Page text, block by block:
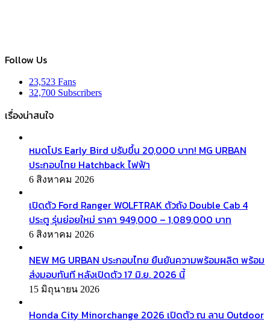
Follow Us
23,523 Fans
32,700 Subscribers
เรื่องน่าสนใจ
หมดโปร Early Bird ปรับขึ้น 20,000 บาท! MG URBAN
ประกอบไทย Hatchback ไฟฟ้า
6 สิงหาคม 2026
เปิดตัว Ford Ranger WOLFTRAK ตัวถัง Double Cab 4
ประตู รุ่นย่อยใหม่ ราคา 949,000 – 1,089,000 บาท
6 สิงหาคม 2026
NEW MG URBAN ประกอบไทย ยืนยันความพร้อมผลิต พร้อม
ส่งมอบทันที หลังเปิดตัว 17 มิ.ย. 2026 นี้
15 มิถุนายน 2026
Honda City Minorchange 2026 เปิดตัว ณ ลาน Outdoor